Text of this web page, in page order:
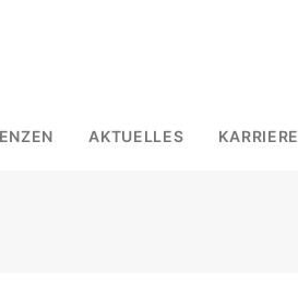
AKTUELLES KARRIERE